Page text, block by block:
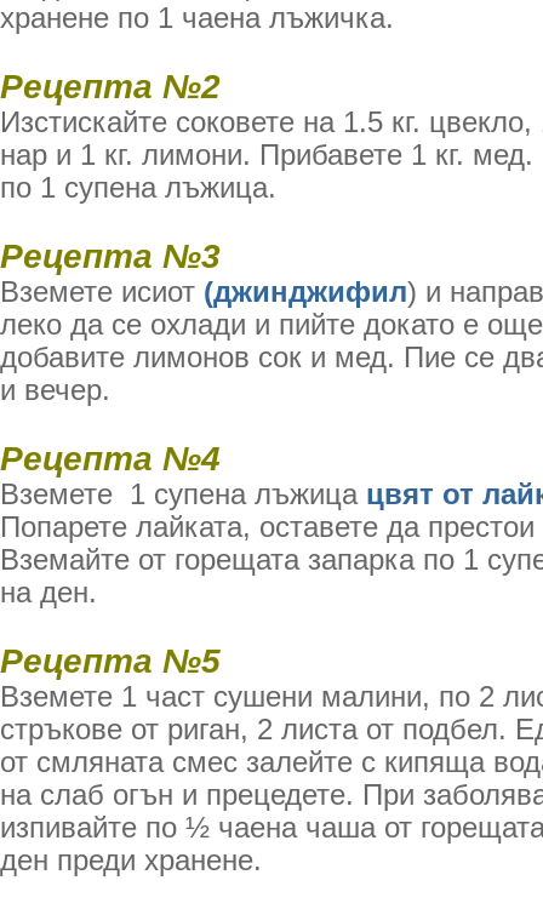
хранене по 1 чаена лъжичка.
Рецепта №2
Изстискайте соковете на 1.5 кг. цвекло,
нар и 1 кг. лимони. Прибавете 1 кг.
по 1 супена лъжица.
Рецепта №3
Вземете исиот (джинджифил) и
леко да се охлади и пийте докато е
добавите лимонов сок и мед. Пие се
и вечер.
Рецепта №4
Вземете 1 супена лъжица цвят от
Попарете лайката, оставете да
Вземайте от горещата запарка по 1
на ден.
Рецепта №5
Вземете 1 част сушени малини, по 2
стръкове от риган, 2 листа от подбел.
от смляната смес залейте с кипяща
на слаб огън и прецедете. При
изпивайте по ½ чаена чаша от
ден преди хранене.